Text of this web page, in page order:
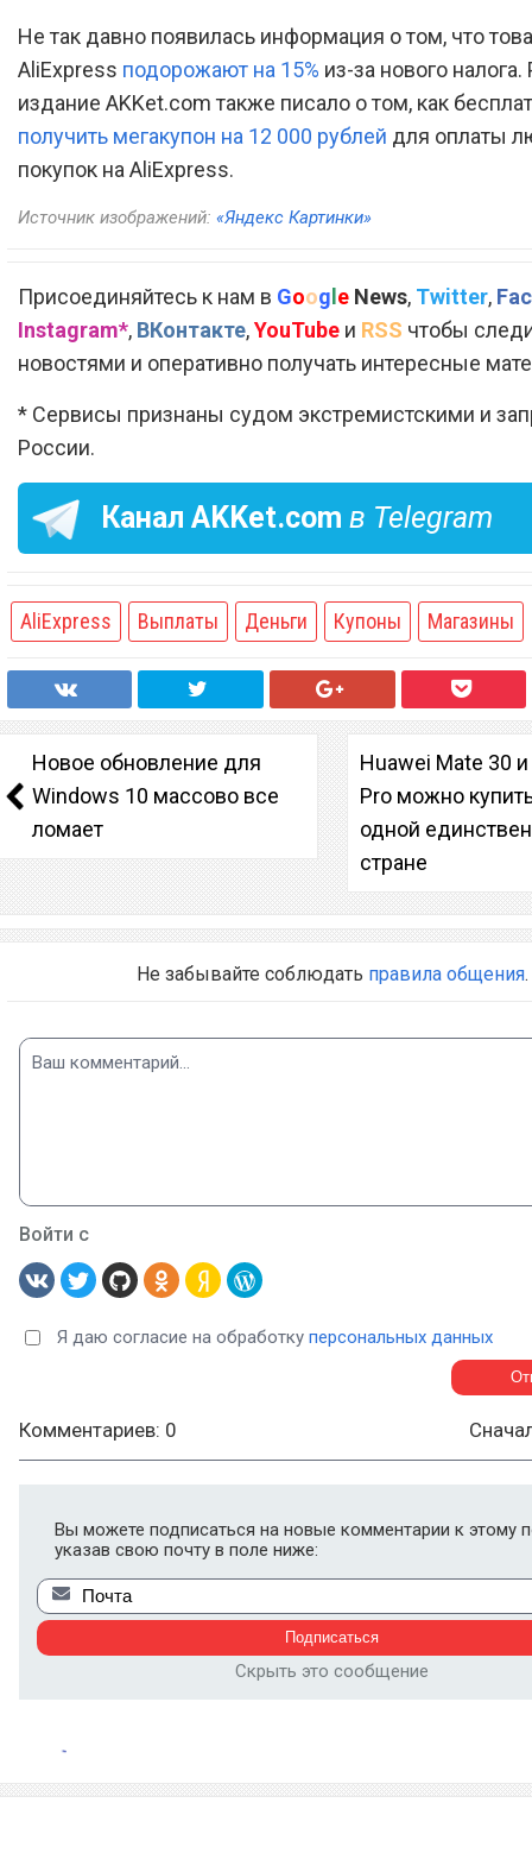
Не так давно появилась информация о том, что
AliExpress подорожают на 15% из-за нового налога.
издание AKKet.com также писало о том, как
получить мегакупон на 12 000 рублей для оплаты
покупок на AliExpress.
Источник изображений: «Яндекс Картинки»
Присоединяйтесь к нам в Goog e News, Twitter,
Instagram*, ВКонтакте,YouTube и RSS чтобы
новостями и оперативно получать интересные
* Сервисы признаны судом экстремистскими и
России.
Канал AKKet.com в Telegram
AliExpress Выплаты Деньги Купоны Магазины
Новое обновление для
Windows 10 массово все
ломает
Huawei Mate 30
Pro можно
одной
стране
Не забывайте соблюдать правила общения.
Войти с
Я даю согласие на обработку персональных данных
Комментариев: 0
Вы можете подписаться на новые комментарии к этому
указав свою почту в поле ниже:
Скрыть это сообщение